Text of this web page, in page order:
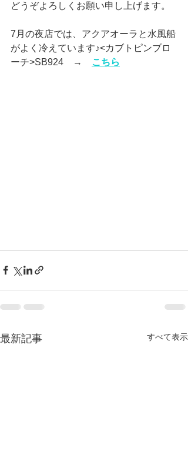
どうぞよろしくお願い申し上げます。
7月の夜店では、アクアオーラと水風船
がよく冷えています♪<カブトピンブロ
ーチ>SB924　→
こちら
最新記事 すべて表示